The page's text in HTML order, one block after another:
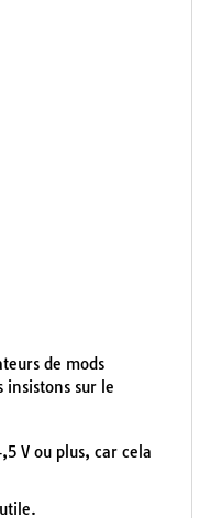
de mods
sur le
V ou plus, car cela